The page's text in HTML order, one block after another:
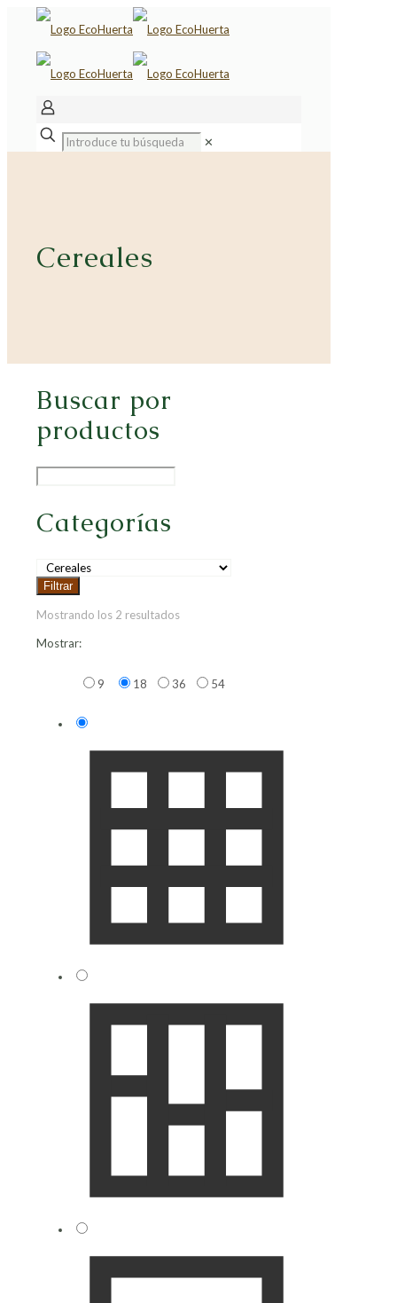
✕
Cereales
Buscar por
productos
Categorías
Filtrar
Mostrando los 2 resultados
Mostrar:
9 18 36 54